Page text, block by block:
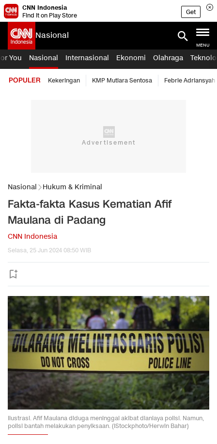
CNN Indonesia
Find it on Play Store
Get
Nasional
MENU
You Nasional Internasional Ekonomi Olahraga
POPULER Kekeringan KMP Mutiara Sentosa Febrie Adriansyah
Nasional Hukum & Kriminal
Fakta-fakta Kasus Kematian Afif
Maulana di Padang
CNN Indonesia
Selasa, 25 Jun 2024 08:50 WIB
Ilustrasi. Afif Maulana diduga meninggal akibat dianiaya polisi. Namun,
polisi bantah melakukan penyiksaan. (iStockphoto/Herwin Bahar)